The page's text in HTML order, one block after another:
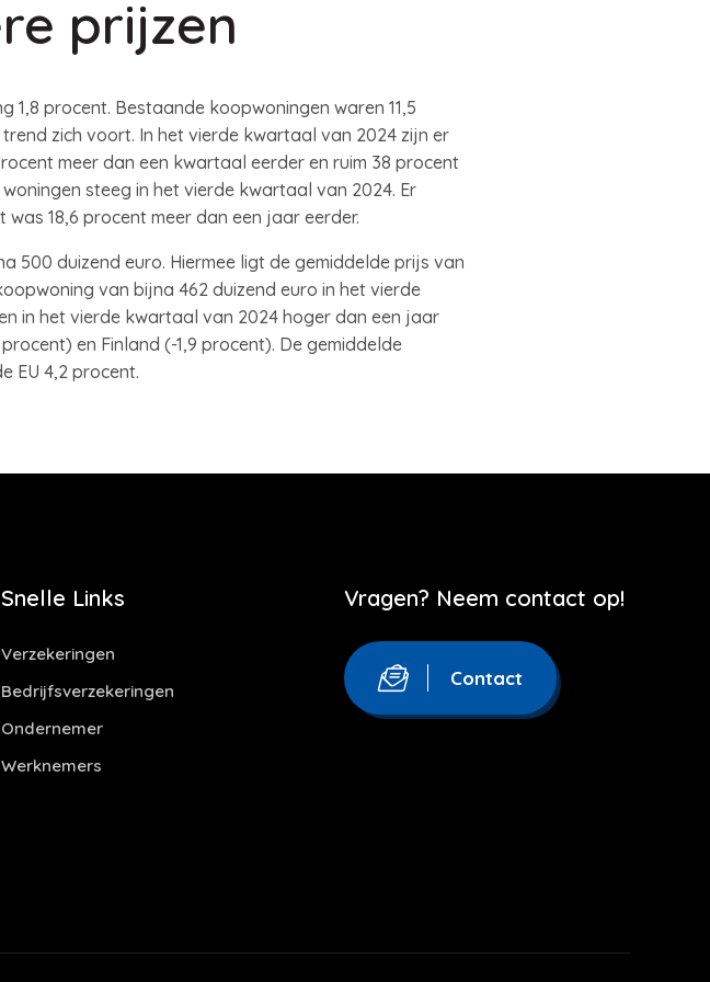
prijzen
procent. Bestaande koopwoningen waren 11,5
zich voort. In het vierde kwartaal van 2024 zijn er
meer dan een kwartaal eerder en ruim 38 procent
steeg in het vierde kwartaal van 2024. Er
18,6 procent meer dan een jaar eerder.
500 duizend euro. Hiermee ligt de gemiddelde prijs van
van bijna 462 duizend euro in het vierde
in het vierde kwartaal van 2024 hoger dan een jaar
en Finland (-1,9 procent). De gemiddelde
EU 4,2 procent.
Snelle Links
Verzekeringen
Bedrijfsverzekeringen
Ondernemer
Werknemers
Vragen? Neem contact op!
Contact